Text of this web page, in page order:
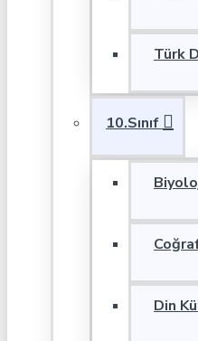
Türk
10.Sınıf
Din